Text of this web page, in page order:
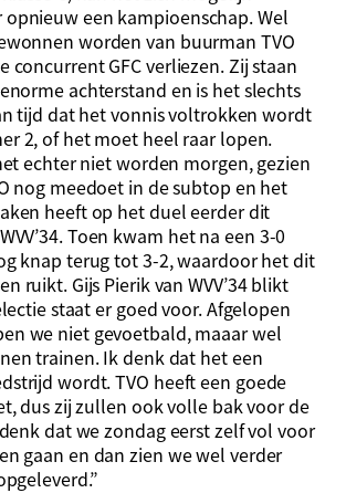
een kampioenschap. Wel
worden van buurman TVO
concurrent GFC verliezen. Zij staan
achterstand en is het slechts
tijd dat het vonnis voltrokken wordt
2, of het moet heel raar lopen.
echter niet worden morgen, gezien
nog meedoet in de subtop en het
heeft op het duel eerder dit
Toen kwam het na een 3-0
knap terug tot 3-2, waardoor het dit
ruikt. Gijs Pierik van WVV’34 blikt
staat er goed voor. Afgelopen
we niet gevoetbald, maaar wel
trainen. Ik denk dat het een
wordt. TVO heeft een goede
dus zij zullen ook volle bak voor de
dat we zondag eerst zelf vol voor
gaan en dan zien we wel verder